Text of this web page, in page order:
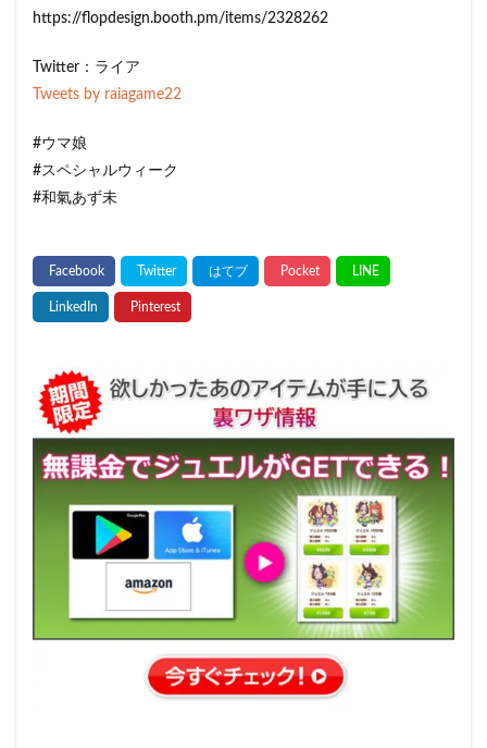
https://flopdesign.booth.pm/items/2328262
Twitter：ライア
Tweets by raiagame22
#ウマ娘
#スペシャルウィーク
#和氣あず未